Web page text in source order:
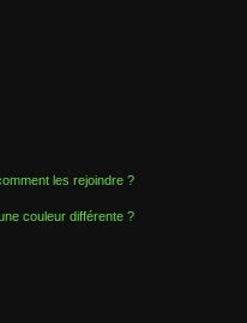
les rejoindre ?
couleur différente ?